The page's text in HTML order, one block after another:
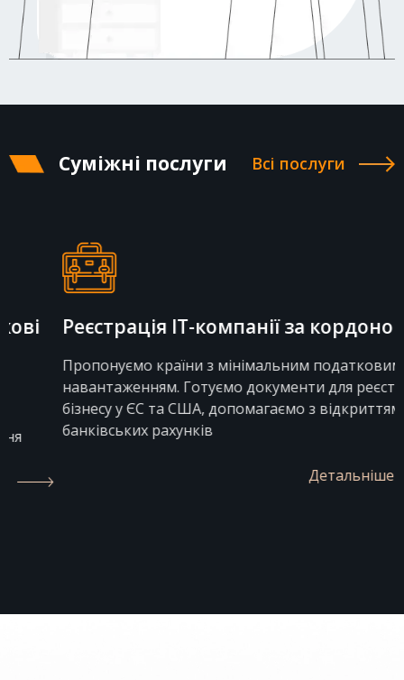
Суміжні послуги Всі послуги
Реєстрація IT-компанії за кордоном
Пропонуємо країни з мінімальним податковим
навантаженням. Готуємо документи для реєстрації
бізнесу у ЄС та США, допомагаємо з відкриттям
банківських рахунків
Детальніше